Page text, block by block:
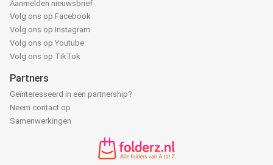
Aanmelden nieuwsbrief
Volg ons op Facebook
Volg ons op Instagram
Volg ons op Youtube
Volg ons op TikTok
Partners
Geïnteresseerd in een partnership?
Neem contact op
Samenwerkingen